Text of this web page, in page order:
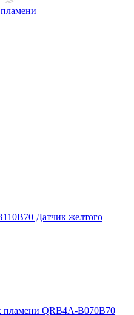
Датчик желтого